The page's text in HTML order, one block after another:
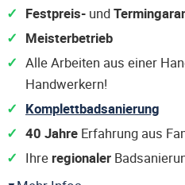
Festpreis- und
Meisterbetrieb
Alle Arbeiten aus einer
Handwerkern!
Komplettbadsanierung
40 Jahre Erfahrung aus
Ihre regionaler